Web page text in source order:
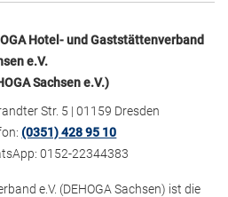
Hotel- und Gaststättenverband
e.V.
Sachsen e.V.)
Str. 5 | 01159 Dresden
(0351) 428 95 10
0152-22344383
e.V. (DEHOGA Sachsen) ist die